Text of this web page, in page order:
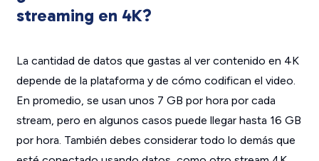
streaming en 4K?
La cantidad de datos que gastas al ver contenido en 4K
depende de la plataforma y de cómo codifican el video.
En promedio, se usan unos 7 GB por hora por cada
stream, pero en algunos casos puede llegar hasta 16 GB
por hora. También debes considerar todo lo demás que